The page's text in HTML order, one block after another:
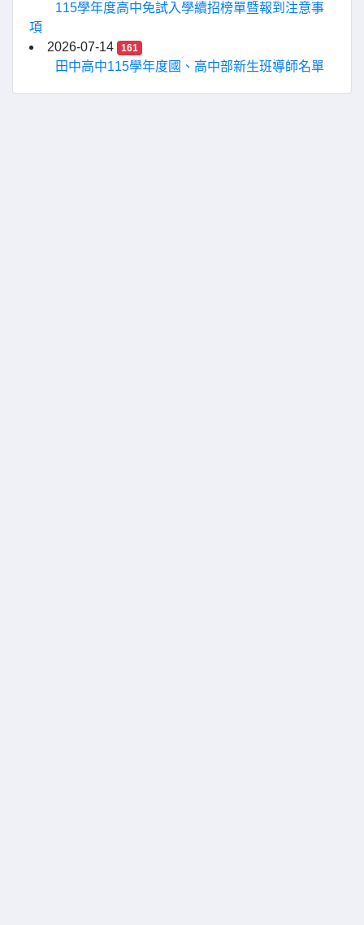
115學年度高中免試入學續招榜單暨報到注意事
項
2026-07-14
161
田中高中115學年度國、高中部新生班導師名單